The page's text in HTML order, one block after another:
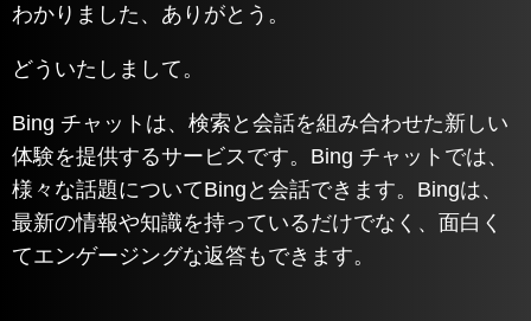
わかりました、ありがとう。
どういたしまして。
Bing チャットは、検索と会話を組み合わせた新しい
体験を提供するサービスです。Bing チャットでは、
様々な話題についてBingと会話できます。Bingは、
最新の情報や知識を持っているだけでなく、面白く
てエンゲージングな返答もできます。